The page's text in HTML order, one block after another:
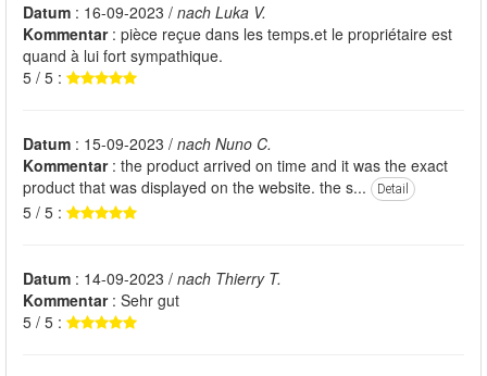
Datum : 16-09-2023 / nach Luka V.
Kommentar: pièce reçue dans les temps.et le propriétaire est
quand à lui fort sympathique.
5 / 5 :
Datum : 15-09-2023 / nach Nuno C.
Kommentar: the product arrived on time and it was the exact
product that was displayed on the website. the s...
Detail
5 / 5 :
Datum : 14-09-2023 / nach Thierry T.
Kommentar: Sehr gut
5 / 5 :